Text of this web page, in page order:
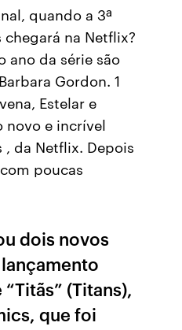
quando a 3ª
na Netflix?
ano da série são
Gordon. 1
Estelar e
novo e incrível
, da Netflix. Depois
poucas
dois novos
(Titans),
que foi